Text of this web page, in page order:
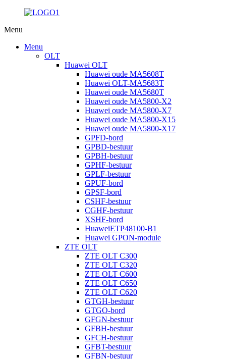
Menu
Menu
OLT
Huawei OLT
Huawei oude MA5608T
Huawei OLT-MA5683T
Huawei oude MA5680T
Huawei oude MA5800-X2
Huawei oude MA5800-X7
Huawei oude MA5800-X15
Huawei oude MA5800-X17
GPFD-bord
GPBD-bestuur
GPBH-bestuur
GPHF-bestuur
GPLF-bestuur
GPUF-bord
GPSF-bord
CSHF-bestuur
CGHF-bestuur
XSHF-bord
HuaweiETP48100-B1
Huawei GPON-module
ZTE OLT
ZTE OLT C300
ZTE OLT C320
ZTE OLT C600
ZTE OLT C650
ZTE OLT C620
GTGH-bestuur
GTGO-bord
GFGN-bestuur
GFBH-bestuur
GFCH-bestuur
GFBT-bestuur
GFBN-bestuur